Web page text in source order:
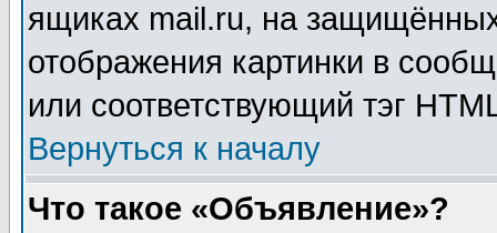
ящиках mail.ru, на
отображения картинки в
или соответствующий тэг
Вернуться к началу
Что такое «Объявление»?